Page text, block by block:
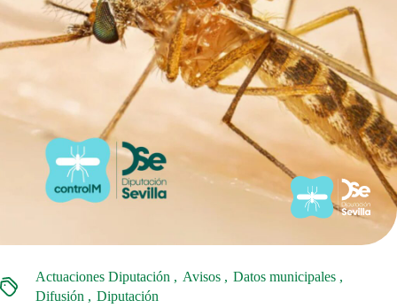
Actuaciones Diputación Avisos
Datos municipales
Difusión
Diputación